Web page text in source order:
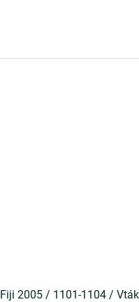
Fiji 2005 / 1101-1104 /